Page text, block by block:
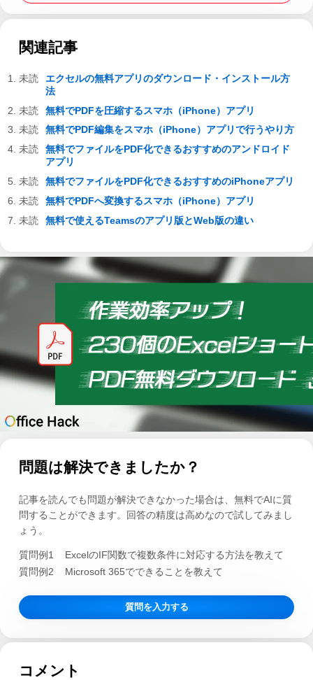
関連記事
エクセルの無料アプリのダウンロード・インストール方
法
無料でPDFを圧縮するスマホ（iPhone）アプリ
無料でPDF編集をスマホ（iPhone）アプリで行うやり方
無料でファイルをPDF化できるおすすめのアンドロイド
アプリ
無料でファイルをPDF化できるおすすめのiPhoneアプリ
無料でPDFへ変換するスマホ（iPhone）アプリ
無料で使えるTeamsのアプリ版とWeb版の違い
問題は解決できましたか？
記事を読んでも問題が解決できなかった場合は、無料でAIに質
問することができます。回答の精度は高めなので試してみまし
ょう。
質問例1
ExcelのIF関数で複数条件に対応する方法を教えて
質問例2
Microsoft 365でできることを教えて
質問を入力する
コメント